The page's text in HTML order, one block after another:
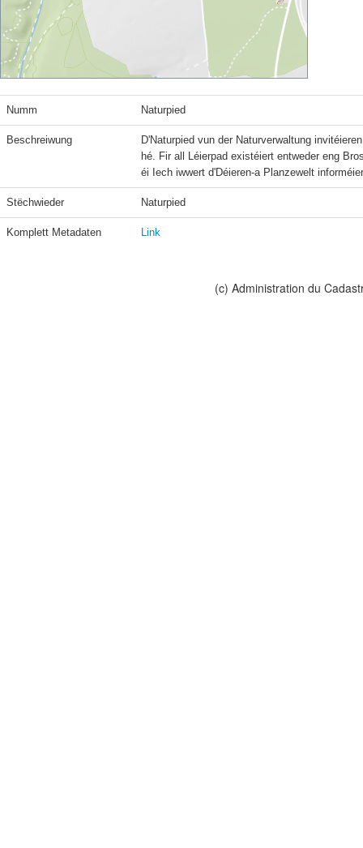
Numm Naturpied
Beschreiwung
D'Naturpied vun der Naturverwaltung
hé. Fir all Léierpad existéiert entweder eng
éi Iech iwwert d'Déieren-a Planzewelt
Stëchwieder Naturpied
Komplett Metadaten Link
(c) Administration du